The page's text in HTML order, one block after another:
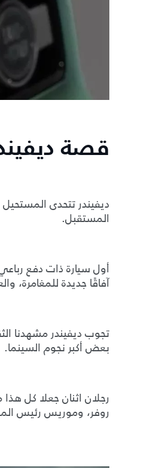
قصة
ديفيندر تتحدى
المستقبل.
أول سيارة ذات دفع
آفاقًا جديدة للمغامرة،
تجوب ديفيندر مشهدنا
بعض أكبر نجوم السينما.
رجلان اثنان جعلا كل
روفر، وموريس رئيس